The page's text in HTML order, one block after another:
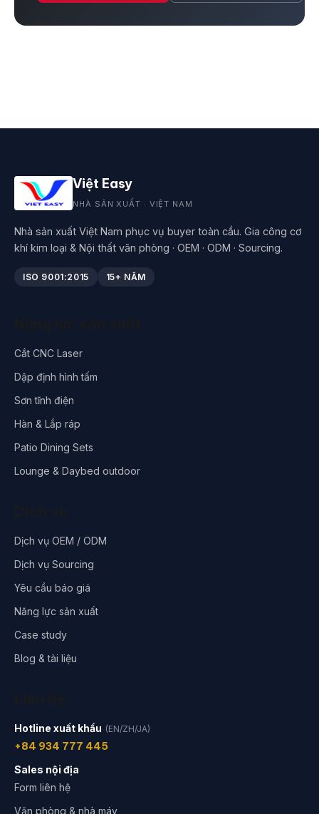
Việt Easy
NHÀ SẢN XUẤT · VIỆT NAM
Nhà sản xuất Việt Nam phục vụ buyer toàn cầu. Gia công cơ
khí kim loại & Nội thất văn phòng · OEM · ODM · Sourcing.
ISO 9001:2015 15+ NĂM
Cắt CNC Laser
Dập định hình tấm
Sơn tĩnh điện
Hàn & Lắp ráp
Patio Dining Sets
Lounge & Daybed outdoor
Dịch vụ OEM / ODM
Dịch vụ Sourcing
Yêu cầu báo giá
Năng lực sản xuất
Case study
Blog & tài liệu
Hotline xuất khẩu (EN/ZH/JA)
+84 934 777 445
Sales nội địa
Form liên hệ
Văn phòng & nhà máy